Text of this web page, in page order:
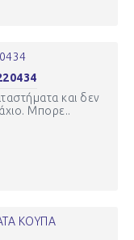
και δεν
Μπορε..